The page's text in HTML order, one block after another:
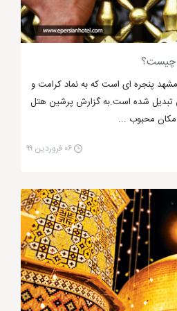
بزرگ است که برای بومیان
مشهد، از اهمیت ویژه ای
ربیع در مشهد
چیست؟
مشهد پنجره ای است که به نماد کرامت و
تبدیل شده است.به گزارش پرشین هتل
مکان محبوب ...
۰۶ فروردین ۹۹